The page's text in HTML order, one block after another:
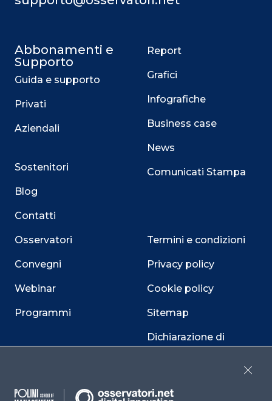
Abbonamenti e
Supporto
Guida e supporto
Privati
Aziendali
Sostenitori
Blog
Contatti
Osservatori
Convegni
Webinar
Programmi
Report
Grafici
Infografiche
Business case
News
Comunicati Stampa
Termini e condizioni
Privacy policy
Cookie policy
Sitemap
Dichiarazione di